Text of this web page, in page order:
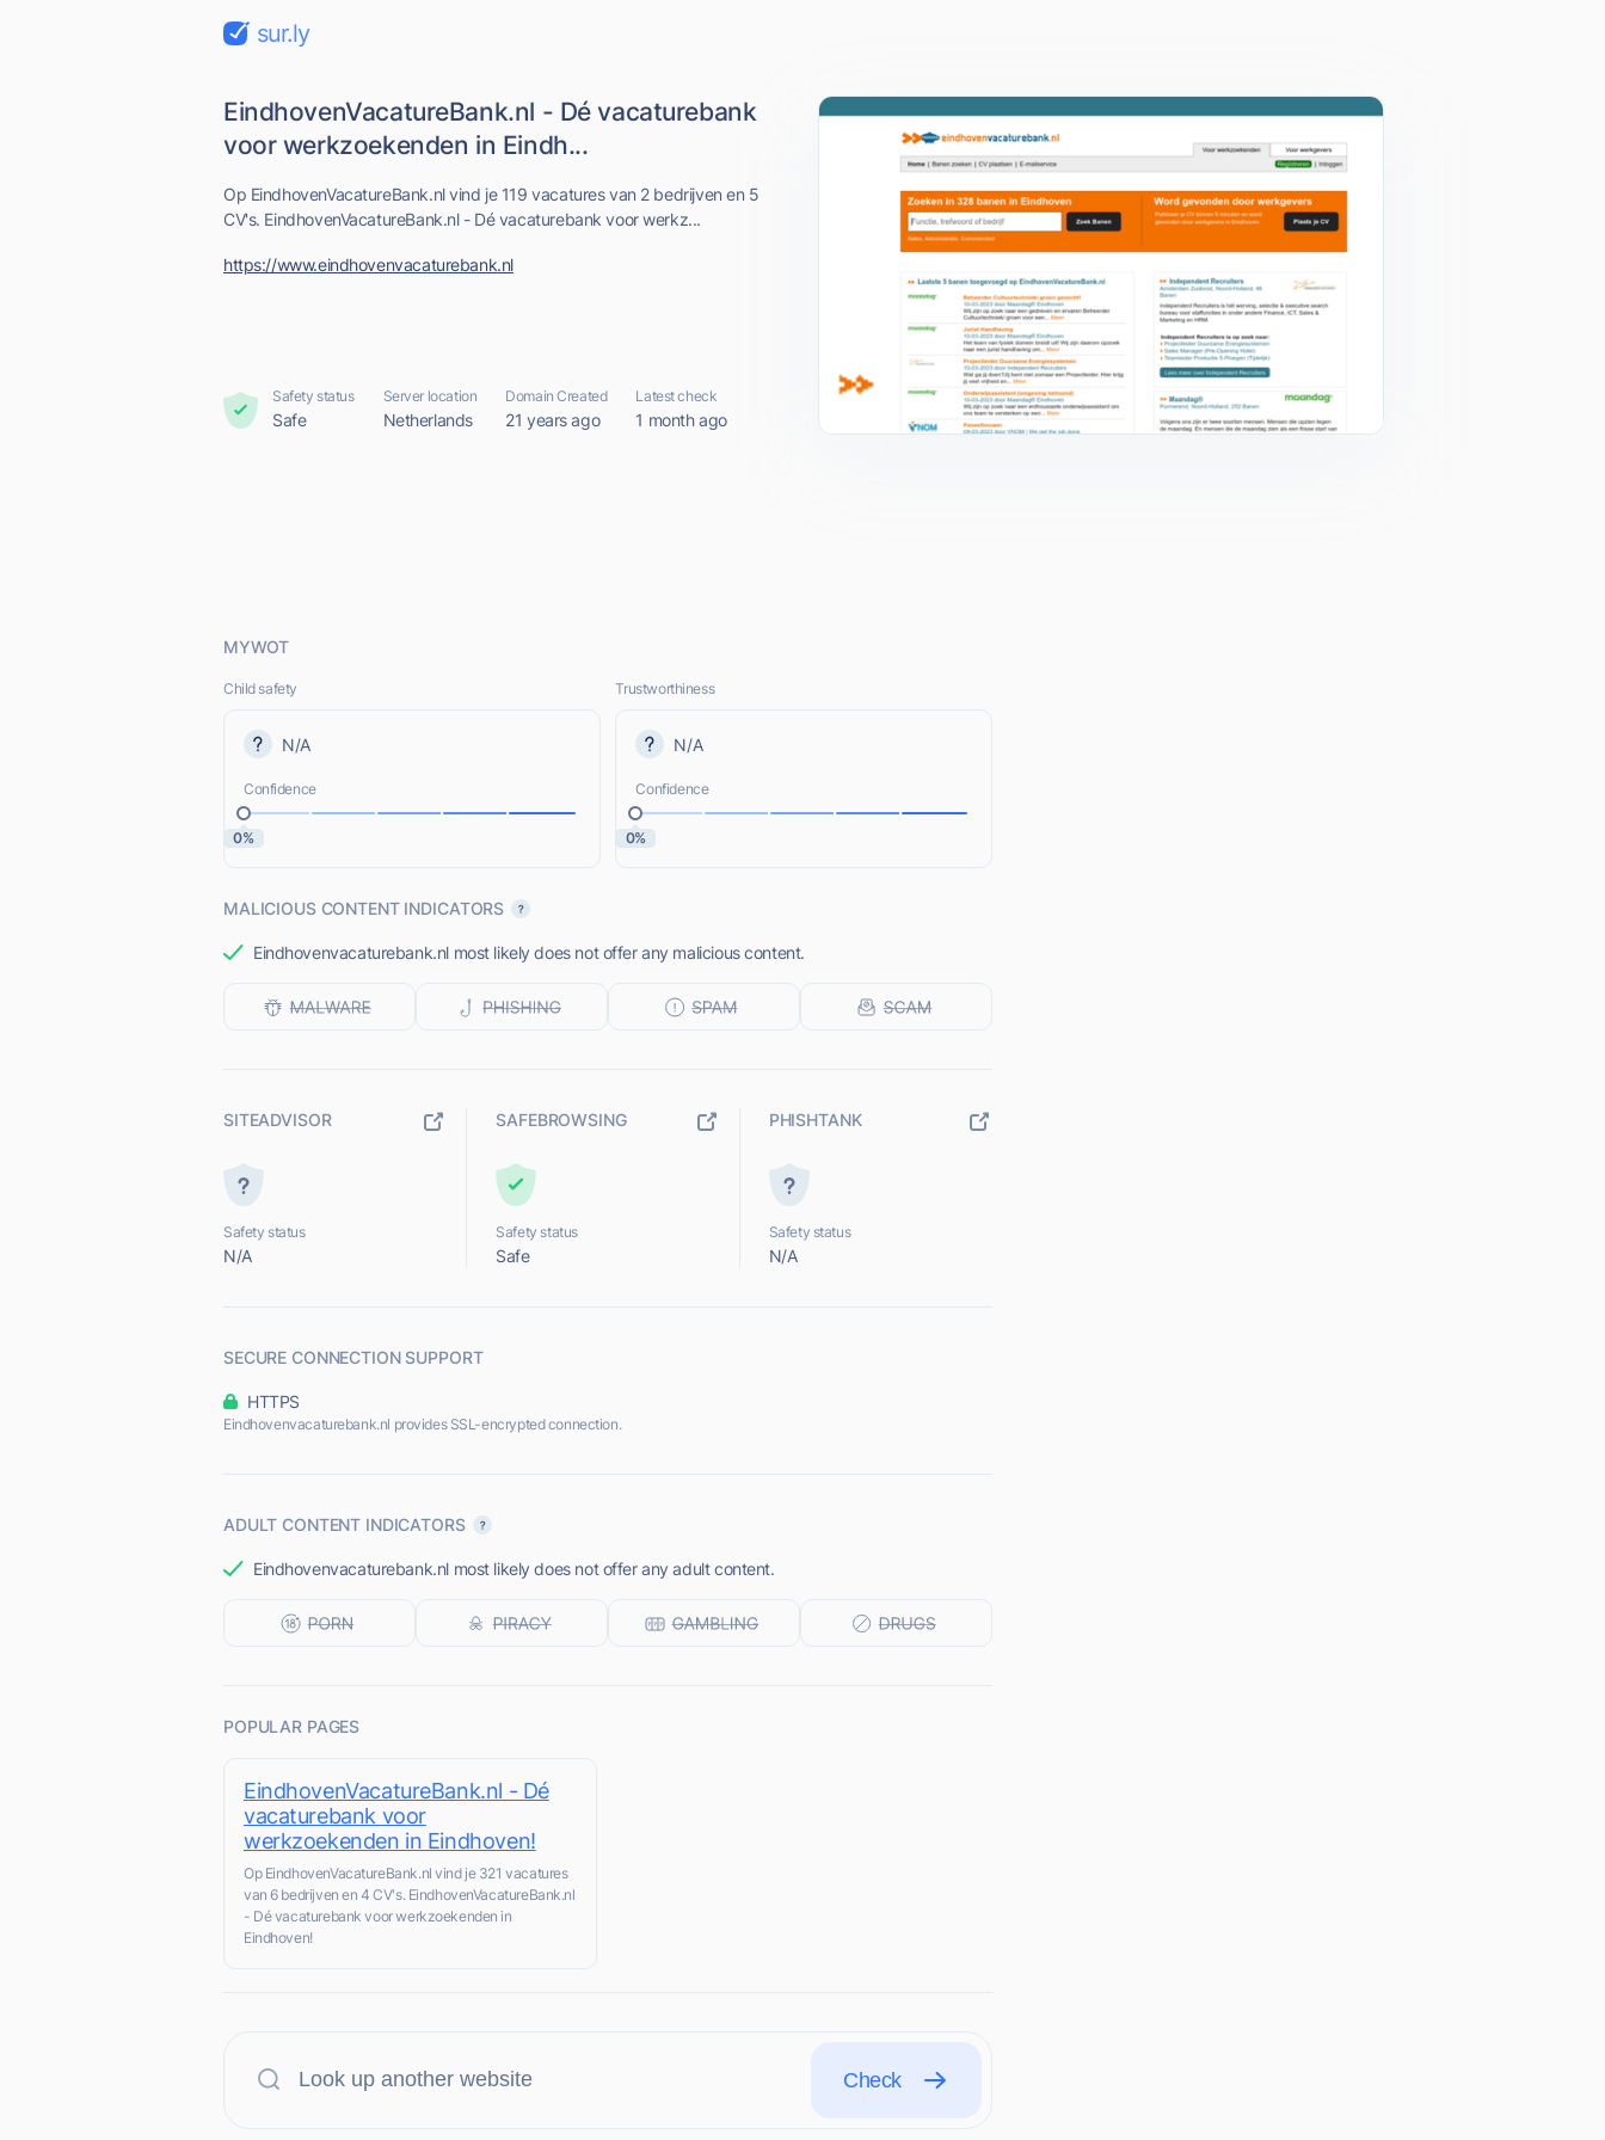
sur.ly
EindhovenVacatureBank.nl - Dé vacaturebank
voor werkzoekenden in Eindh...
Op EindhovenVacatureBank.nl vind je 119 vacatures van 2 bedrijven en 5
CV's. EindhovenVacatureBank.nl - Dé vacaturebank voor werkz...
https://www.eindhovenvacaturebank.nl
Safety status
Safe
Server location
Netherlands
Domain Created
21 years ago
Latest check
1 month ago
MYWOT
Child safety
N/A
Confidence
0%
Trustworthiness
N/A
Confidence
0%
MALICIOUS CONTENT INDICATORS
Eindhovenvacaturebank.nl most likely does not offer any malicious content.
SITEADVISOR
Safety status
N/A
SAFEBROWSING
Safety status
Safe
PHISHTANK
Safety status
N/A
SECURE CONNECTION SUPPORT
HTTPS
Eindhovenvacaturebank.nl provides SSL-encrypted connection.
ADULT CONTENT INDICATORS
Eindhovenvacaturebank.nl most likely does not offer any adult content.
POPULAR PAGES
EindhovenVacatureBank.nl - Dé
vacaturebank voor
werkzoekenden in Eindhoven!
Op EindhovenVacatureBank.nl vind je 321 vacatures
van 6 bedrijven en 4 CV's. EindhovenVacatureBank.nl
- Dé vacaturebank voor werkzoekenden in
Eindhoven!
Check